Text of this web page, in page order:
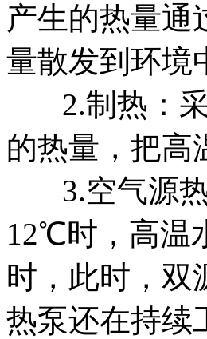
产生的热量通
量散发到环境
2.制热：
的热量，把高
3.空气源
12℃时，高温
时，此时，双
热泵还在持续